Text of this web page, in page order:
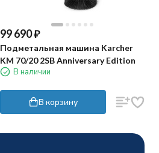
99 690₽
Подметальная машина Karcher
KM 70/20 2SB Anniversary Edition
В наличии
В корзину